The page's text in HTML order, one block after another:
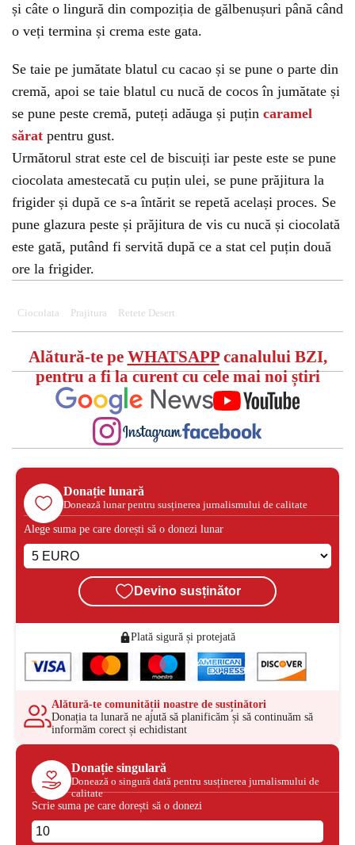
și câte o lingură din compoziția de gălbenușuri până când
o veți termina și crema este gata.
Se taie pe jumătate blatul cu cacao și se pune o parte din
cremă, apoi se taie blatul cu nucă de cocos în jumătate și
se pune peste cremă, puteți adăuga și puțin caramel
sărat pentru gust.
Următorul strat este cel de biscuiți iar peste este se pune
ciocolata amestecată cu puțin ulei, se pune prăjitura la
frigider și după ce s-a întărit se repetă același proces. Se
pune glazura peste și prăjitura de vis cu nucă și ciocolată
este gată, putând fi servită după ce a stat cel puțin două
ore la frigider.
Ciocolata Prajitura Retete Desert
Alătură-te pe WHATSAPPcanalului BZI,
pentru a fi la curent cu cele mai noi știri
Donație lunară
Donează lunar pentru susținerea jurnalismului de calitate
Alege suma pe care dorești să o donezi lunar
Devino susținător
Plată sigură și protejată
Alătură-te comunității noastre de susținători
Donația ta lunară ne ajută să planificăm și să continuăm să
informăm corect și echidistant
Donație singulară
Donează o singură dată pentru susținerea jurnalismului de
calitate
Scrie suma pe care dorești să o donezi